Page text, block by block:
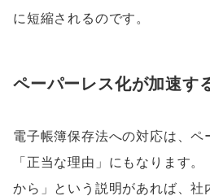
に短縮されるのです。
ペーパーレス化が加速す
電子帳簿保存法への対応は、ペ
「正当な理由」にもなります
から」という説明があれば、社